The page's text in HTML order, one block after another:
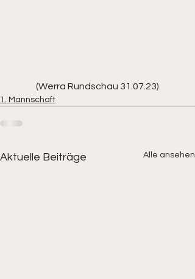
(Werra Rundschau 31.07.23)
1. Mannschaft
Aktuelle Beiträge Alle ansehen